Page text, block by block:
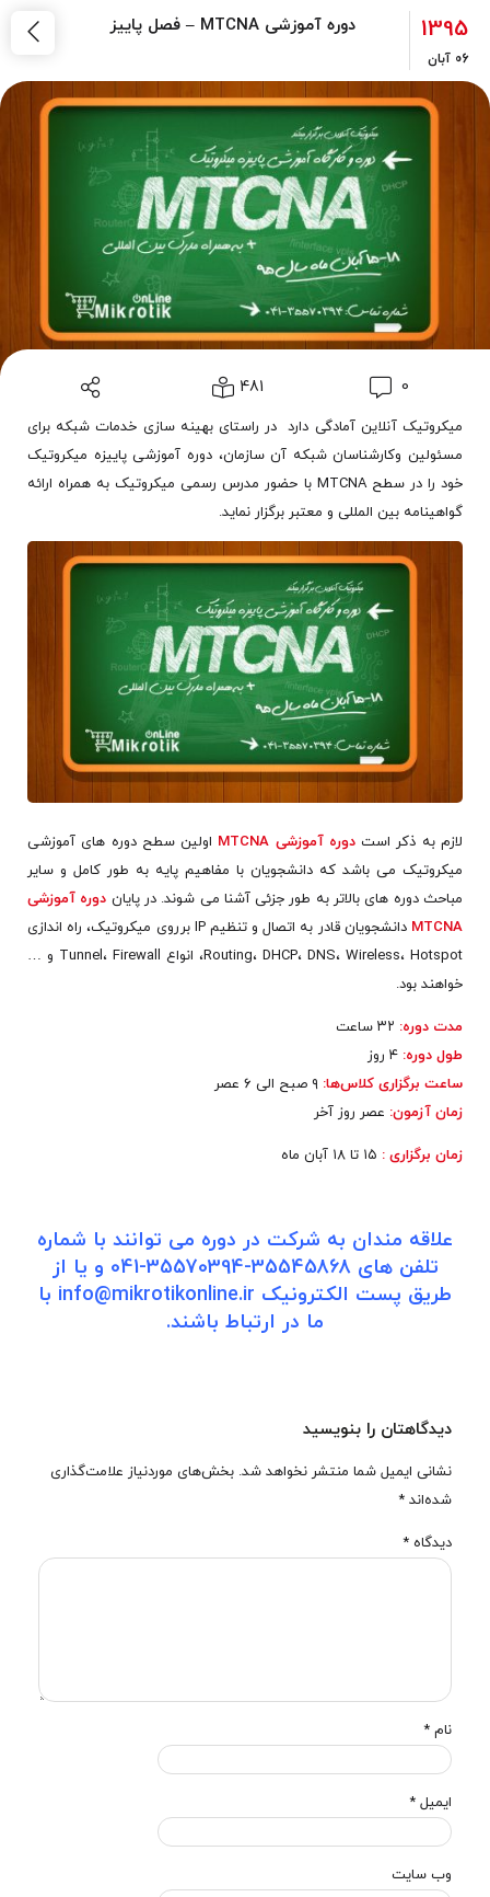
1395
06 آبان
دوره آموزشی MTCNA – فصل پاییز
0
481
میکروتیک آنلاین آمادگی دارد در راستای بهینه سازی خدمات شبکه برای
مسئولین وکارشناسان شبکه آن سازمان، دوره آموزشی پاییزه میکروتیک
خود را در سطح MTCNA با حضور مدرس رسمی میکروتیک به همراه ارائه
گواهینامه بین المللی و معتبر برگزار نماید.
لازم به ذکر استدوره آموزشی MTCNA
اولین سطح دوره های آموزشی
میکروتیک می باشد که دانشجویان با مفاهیم پایه به طور کامل و سایر
مباحث دوره های بالاتر به طور جزئی آشنا می شوند. در پایان دوره آموزشی
MTCNA
دانشجویان قادر به اتصال و تنظیم IP برروی میکروتیک، راه اندازی
Routing، DHCP، DNS، Wireless، Hotspot، انواع Tunnel، Firewall و …
خواهند بود.
مدت دوره: ۳۲ ساعت
طول دوره: ۴ روز
ساعت برگزاری کلاس‌ها: ۹ صبح الی ۶ عصر
زمان آزمون: عصر روز آخر
زمان برگزاری :
علاقه مندان به شرکت در دوره می توانند با شماره
تلفن های 35545868-35570394-041 و یا از
طریق پست الکترونیک info@mikrotikonline.ir با
ما در ارتباط باشند.
دیدگاهتان را بنویسید
نشانی ایمیل شما منتشر نخواهد شد. بخش‌های موردنیاز علامت‌گذاری
شده‌اند *
دیدگاه *
نام *
ایمیل *
وب‌ سایت